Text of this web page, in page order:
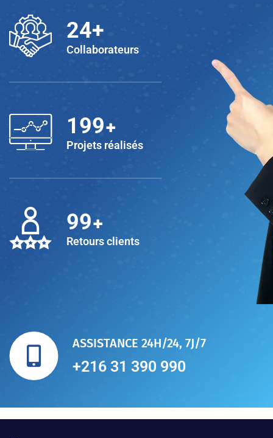
25+
Collaborateurs
200+
Projets réalisés
100
Retours clients
ASSISTANCE 24H/24, 7J/7
+216 31 390 990